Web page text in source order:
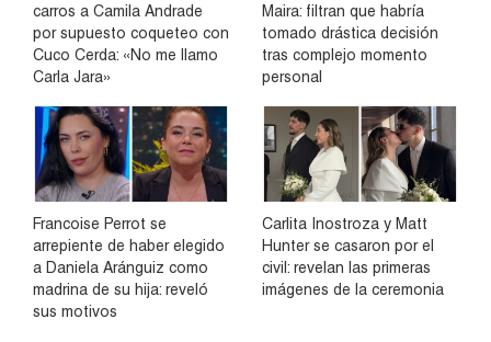
carros a Camila Andrade
por supuesto coqueteo con
Cuco Cerda: «No me llamo
Carla Jara»
Maira: filtran que habría
tomado drástica decisión
tras complejo momento
personal
Francoise Perrot se
arrepiente de haber elegido
a Daniela Aránguiz como
madrina de su hija: reveló
sus motivos
Carlita Inostroza y Matt
Hunter se casaron por el
civil: revelan las primeras
imágenes de la ceremonia